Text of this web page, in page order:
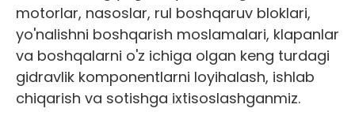
motorlar, nasoslar, rul boshqaruv bloklari,
yo'nalishni boshqarish moslamalari, klapanlar
va boshqalarni o'z ichiga olgan keng turdagi
gidravlik komponentlarni loyihalash, ishlab
chiqarish va sotishga ixtisoslashganmiz.